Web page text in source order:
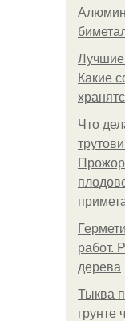
Лучшие
Какие
Что
работ.
дерева
Тыква
грунте